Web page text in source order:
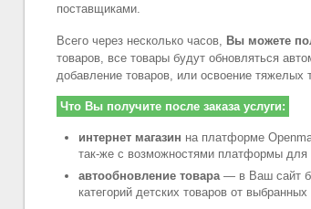
поставщиками.
Всего через несколько часов, Вы можете
товаров, все товары будут обновляться
добавление товаров, или освоение тяжелых
Что Вы получите после заказа услуги:
интернет магазин на платформе
так-же с возможностями платформы для
автообновление товара— в Ваш сайт
категорий детских товаров от